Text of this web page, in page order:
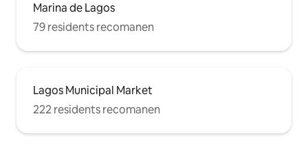
Marina de Lagos
79 residents recomanen
Lagos Municipal Market
222 residents recomanen